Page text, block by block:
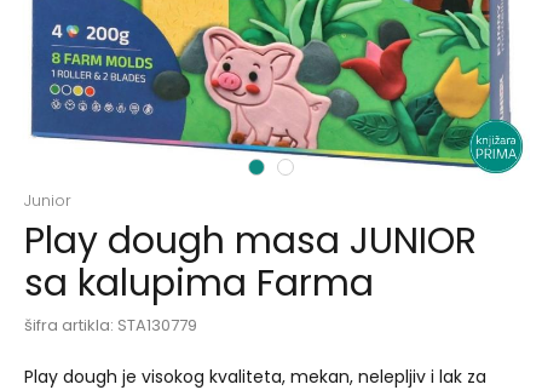
1 2
Junior
Play dough masa JUNIOR
sa kalupima Farma
šifra artikla: STA130779
Play dough je visokog kvaliteta, mekan, nelepljiv i lak za